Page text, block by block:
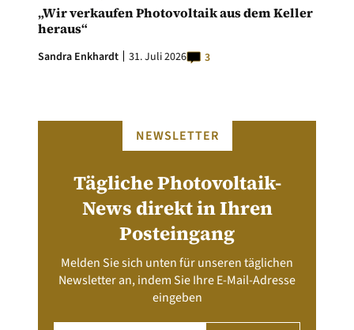
„Wir verkaufen Photovoltaik aus dem Keller
heraus“
Sandra Enkhardt 31. Juli 2026 3
NEWSLETTER
Tägliche Photovoltaik-
News direkt in Ihren
Posteingang
Melden Sie sich unten für unseren täglichen
Newsletter an, indem Sie Ihre E-Mail-Adresse
eingeben